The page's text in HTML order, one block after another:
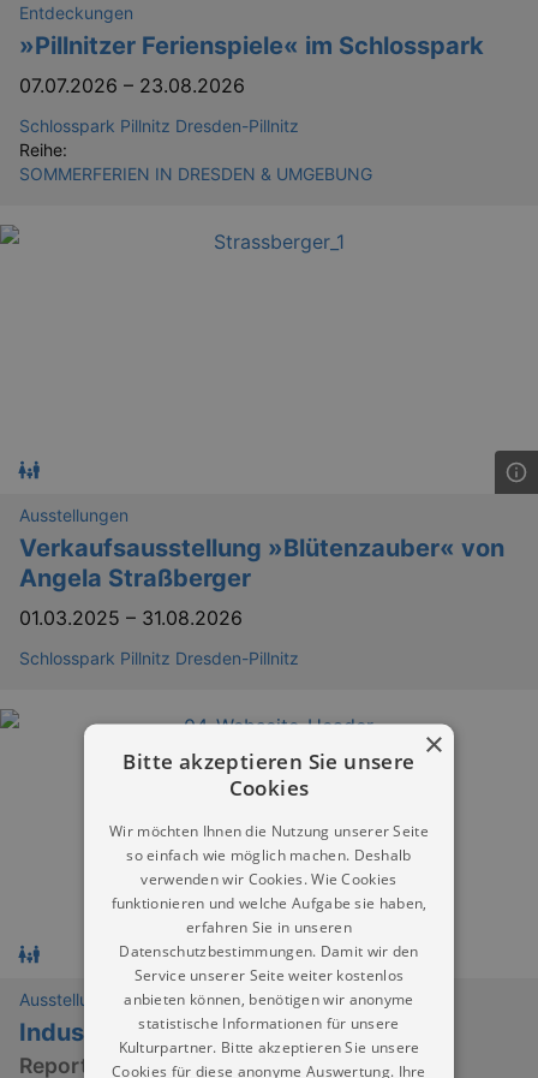
Entdeckungen
»Pillnitzer Ferienspiele« im Schlosspark
07.07.2026 – 23.08.2026
Schlosspark Pillnitz Dresden-Pillnitz
Reihe:
SOMMERFERIEN IN DRESDEN & UMGEBUNG
Ausstellungen
Verkaufsausstellung »Blütenzauber« von
Angela Straßberger
01.03.2025 – 31.08.2026
Schlosspark Pillnitz Dresden-Pillnitz
Ausstellungen
Industriegeschichten
Reportagen aus Museen, die keine waren
×
Bitte akzeptieren Sie unsere
Cookies
Wir möchten Ihnen die Nutzung unserer Seite
so einfach wie möglich machen. Deshalb
verwenden wir Cookies. Wie Cookies
funktionieren und welche Aufgabe sie haben,
erfahren Sie in unseren
Datenschutzbestimmungen. Damit wir den
Service unserer Seite weiter kostenlos
anbieten können, benötigen wir anonyme
statistische Informationen für unsere
Kulturpartner. Bitte akzeptieren Sie unsere
Cookies für diese anonyme Auswertung. Ihre